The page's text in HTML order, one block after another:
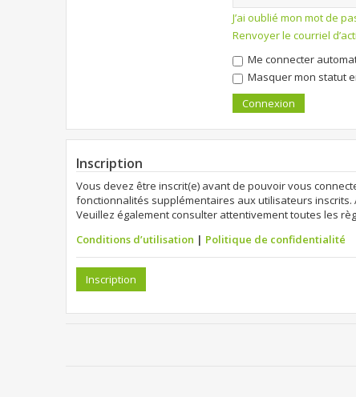
J’ai oublié mon mot de
Renvoyer le courriel
Me connecter
Masquer mon statut
Inscription
Vous devez être inscrit(e) avant de pouvoir vous
fonctionnalités supplémentaires aux utilisateurs inscrits.
Veuillez également consulter attentivement toutes les
Conditions d’utilisation | Politique de confidentialité
Inscription